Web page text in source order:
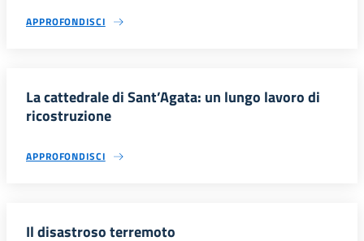
APPROFONDISCI
La cattedrale di Sant’Agata: un lungo lavoro di
ricostruzione
APPROFONDISCI
Il disastroso terremoto